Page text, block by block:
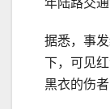
年陆路交
据悉，事
下，可见
黑衣的伤